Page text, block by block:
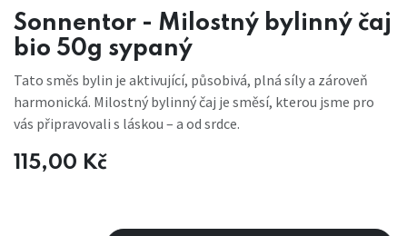
Sonnentor - Milostný bylinný čaj
bio 50g sypaný
Tato směs bylin je aktivující, působivá, plná síly a zároveň
harmonická. Milostný bylinný čaj je směsí, kterou jsme pro
vás připravovali s láskou – a od srdce.
115,00 Kč